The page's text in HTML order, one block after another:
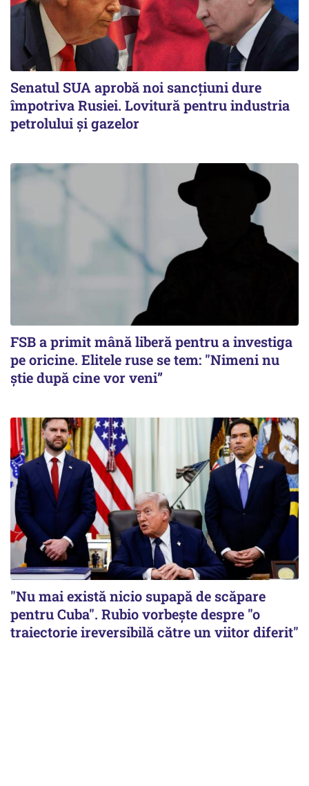
Senatul SUA aprobă noi sancțiuni dure
împotriva Rusiei. Lovitură pentru industria
petrolului și gazelor
FSB a primit mână liberă pentru a investiga
pe oricine. Elitele ruse se tem: "Nimeni nu
știe după cine vor veni”
"Nu mai există nicio supapă de scăpare
pentru Cuba". Rubio vorbește despre "o
traiectorie ireversibilă către un viitor diferit"